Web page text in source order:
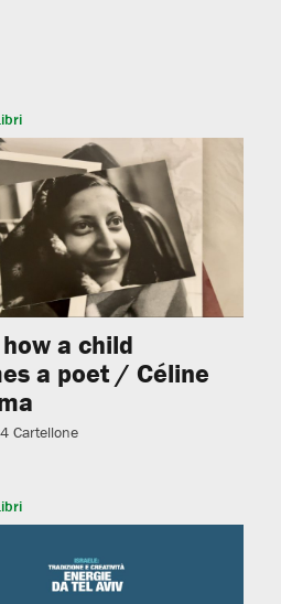
a child
a poet / Céline
Cartellone